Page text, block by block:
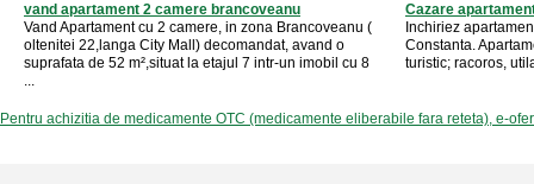
vand apartament 2 camere brancoveanu
Vand Apartament cu 2 camere, in zona Brancoveanu (
oltenitei 22,langa City Mall) decomandat, avand o
suprafata de 52 m²,situat la etajul 7 intr-un imobil cu 8
...
Cazare
Inchiriez
Constanta.
turistic; racoros,
Pentru achizitia de medicamente OTC (medicamente eliberabile fara reteta), e-